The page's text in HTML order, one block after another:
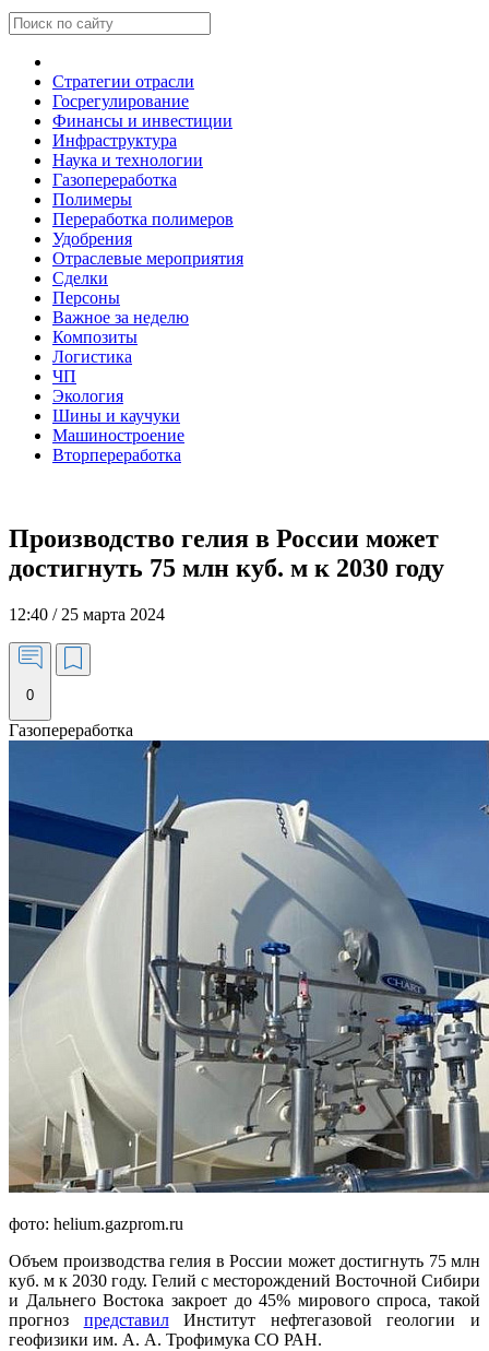
Стратегии отрасли
Госрегулирование
Финансы и инвестиции
Инфраструктура
Наука и технологии
Газопереработка
Полимеры
Переработка полимеров
Удобрения
Отраслевые мероприятия
Сделки
Персоны
Важное за неделю
Композиты
Логистика
ЧП
Экология
Шины и каучуки
Машиностроение
Вторпереработка
Производство гелия в России может
достигнуть 75 млн куб. м к 2030 году
12:40 / 25 марта 2024
0
фото: helium.gazprom.ru
Объем производства гелия в России может достигнуть 75 млн
куб. м к 2030 году. Гелий с месторождений Восточной Сибири
и Дальнего Востока закроет до 45% мирового спроса, такой
прогноз представилИнститут нефтегазовой геологии и
геофизики им. А. А. Трофимука СО РАН.